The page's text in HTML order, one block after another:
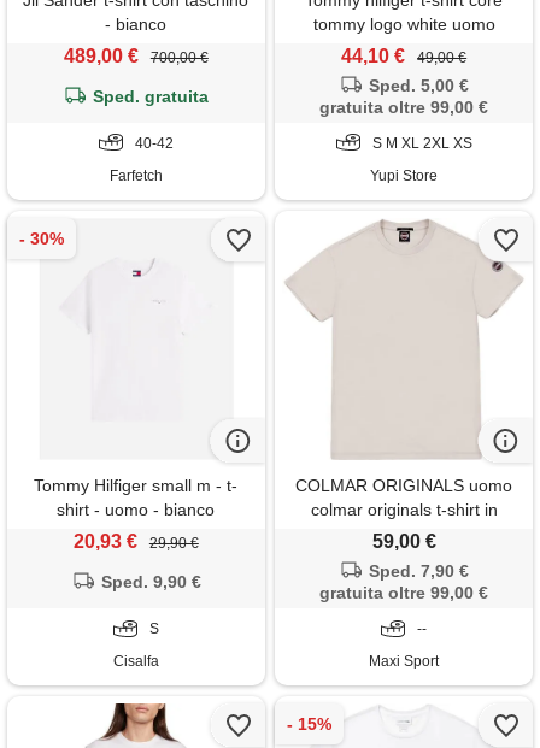
- bianco
489,00 € 700,00 €
Sped. gratuita
40-42
Farfetch
tommy logo white uomo
44,10 € 49,00 €
Sped. 5,00 €
gratuita oltre 99,00 €
S M XL 2XL XS
Yupi Store
Tommy Hilfiger small m - t-
shirt - uomo - bianco
20,93 € 29,90 €
Sped. 9,90 €
S
Cisalfa
COLMAR ORIGINALS uomo
colmar originals t-shirt in
piquet
59,00 €
Sped. 7,90 €
gratuita oltre 99,00 €
--
Maxi Sport